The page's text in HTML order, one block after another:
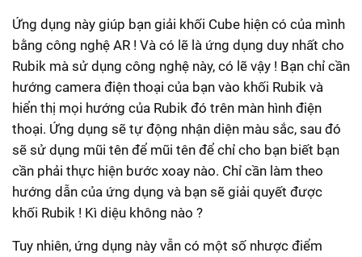
Ứng dụng này giúp bạn giải khối Cube hiện có của mình
bằng công nghệ AR ! Và có lẽ là ứng dụng duy nhất cho
Rubik mà sử dụng công nghệ này, có lẽ vậy ! Bạn chỉ cần
hướng camera điện thoại của bạn vào khối Rubik và
hiển thị mọi hướng của Rubik đó trên màn hình điện
thoại. Ứng dụng sẽ tự động nhận diện màu sắc, sau đó
sẽ sử dụng mũi tên để mũi tên để chỉ cho bạn biết bạn
cần phải thực hiện bước xoay nào. Chỉ cần làm theo
hướng dẫn của ứng dụng và bạn sẽ giải quyết được
khối Rubik ! Kì diệu không nào ?
Tuy nhiên, ứng dụng này vẫn có một số nhược điểm